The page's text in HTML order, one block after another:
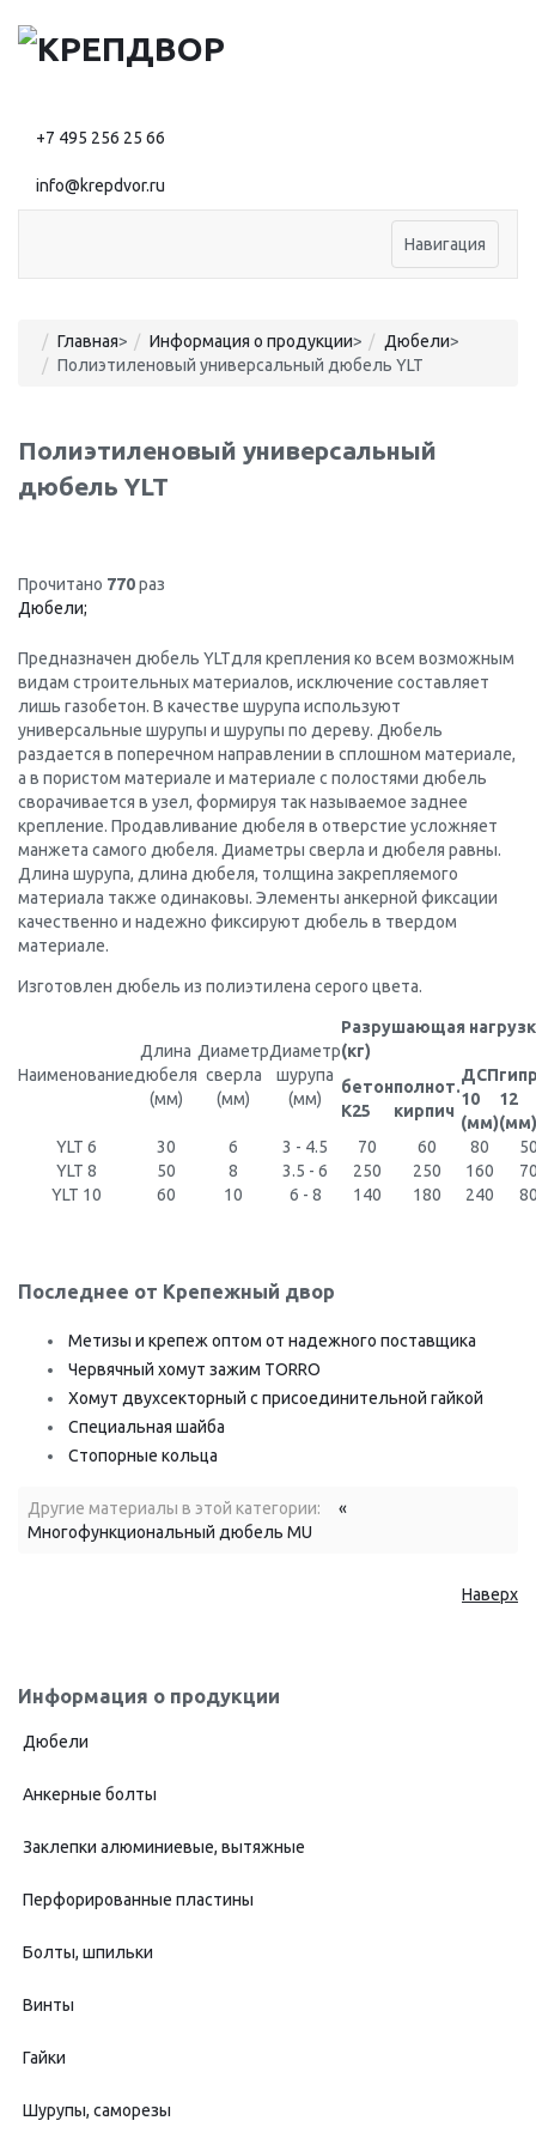
+7 495 256 25 66
info@krepdvor.ru
Навигация
Главная> Информация о продукции> Дюбели>
Полиэтиленовый универсальный дюбель YLT
Полиэтиленовый универсальный
дюбель YLT
Прочитано 770раз
Дюбели;
Предназначен дюбель YLTдля крепления ко всем возможным
видам строительных материалов, исключение составляет
лишь газобетон. В качестве шурупа используют
универсальные шурупы и шурупы по дереву. Дюбель
раздается в поперечном направлении в сплошном материале,
а в пористом материале и материале с полостями дюбель
сворачивается в узел, формируя так называемое заднее
крепление. Продавливание дюбеля в отверстие усложняет
манжета самого дюбеля. Диаметры сверла и дюбеля равны.
Длина шурупа, длина дюбеля, толщина закрепляемого
материала также одинаковы. Элементы анкерной фиксации
качественно и надежно фиксируют дюбель в твердом
материале.
Изготовлен дюбель из полиэтилена серого цвета.
Наименование
Длина
дюбеля
(мм)
Диаметр
сверла
(мм)
Диаметр
шурупа
(мм)
Разрушающая
(кг)
бетон
К25
полнот.
кирпич
ДСП
10
(мм)
12
(мм)
YLT 6
30 6 3 - 4.5 70 60 80
YLT 8
50 8 3.5 - 6 250 250 160
YLT 10
60 10 6 - 8 140 180 240
Последнее от Крепежный двор
Метизы и крепеж оптом от надежного поставщика
Червячный хомут зажим TORRO
Хомут двухсекторный с присоединительной гайкой
Специальная шайба
Стопорные кольца
Другие материалы в этой категории:
«
Многофункциональный дюбель MU
Наверх
Информация о продукции
Дюбели
Анкерные болты
Заклепки алюминиевые, вытяжные
Перфорированные пластины
Болты, шпильки
Винты
Гайки
Шурупы, саморезы